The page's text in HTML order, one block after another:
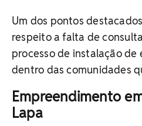
Um dos pontos
respeito a falta de
processo de instalação
dentro das comunidades
Empreendimento
Lapa